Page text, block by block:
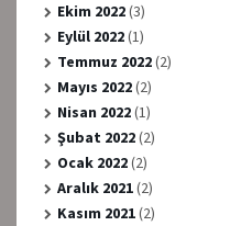
Ekim 2022(3)
Eylül 2022(1)
Temmuz 2022(2)
Mayıs 2022(2)
Nisan 2022(1)
Şubat 2022(2)
Ocak 2022(2)
Aralık 2021(2)
Kasım 2021(2)